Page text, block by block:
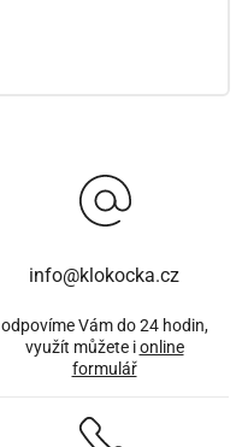
info@klokocka.cz
odpovíme Vám do 24 hodin,
využít můžete ionline
formulář